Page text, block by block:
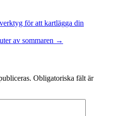
för att kartlägga din
av sommaren →
Obligatoriska fält är